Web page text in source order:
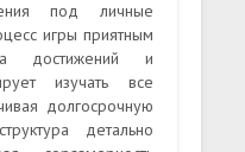
под личные
игры приятным
достижений и
изучать все
долгосрочную
детально